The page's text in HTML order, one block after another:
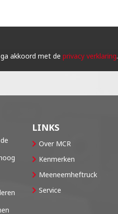
akkoord met de privacy verklaring.
LINKS
Over MCR
Kenmerken
Meeneemheftruck
Service